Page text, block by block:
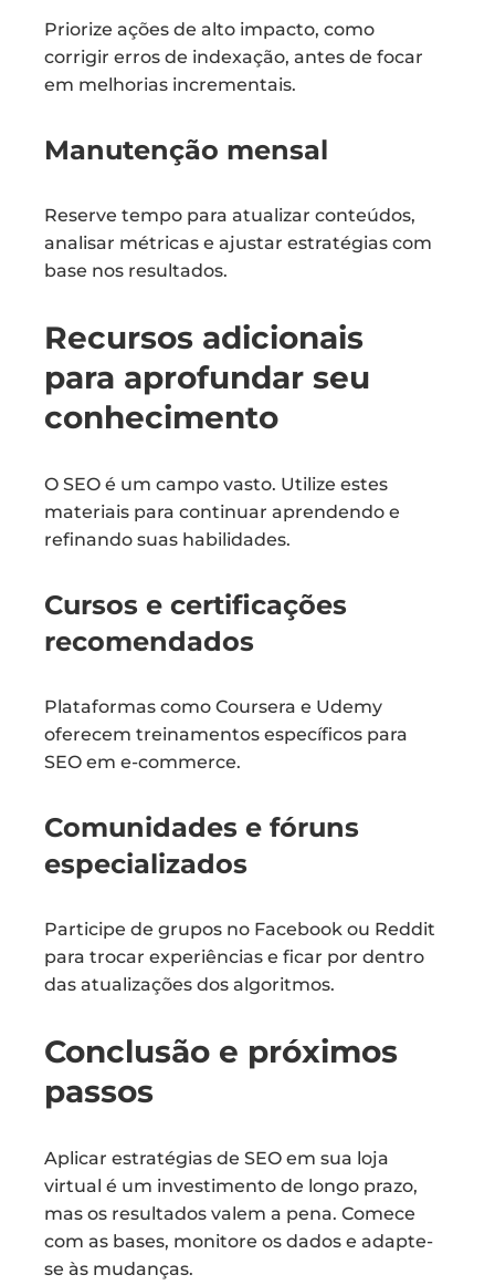
Priorize ações de alto impacto, como
corrigir erros de indexação, antes de focar
em melhorias incrementais.
Manutenção mensal
Reserve tempo para atualizar conteúdos,
analisar métricas e ajustar estratégias com
base nos resultados.
Recursos adicionais
para aprofundar seu
conhecimento
O SEO é um campo vasto. Utilize estes
materiais para continuar aprendendo e
refinando suas habilidades.
Cursos e certificações
recomendados
Plataformas como Coursera e Udemy
oferecem treinamentos específicos para
SEO em e-commerce.
Comunidades e fóruns
especializados
Participe de grupos no Facebook ou Reddit
para trocar experiências e ficar por dentro
das atualizações dos algoritmos.
Conclusão e próximos
passos
Aplicar estratégias de SEO em sua loja
virtual é um investimento de longo prazo,
mas os resultados valem a pena. Comece
com as bases, monitore os dados e adapte-
se às mudanças.